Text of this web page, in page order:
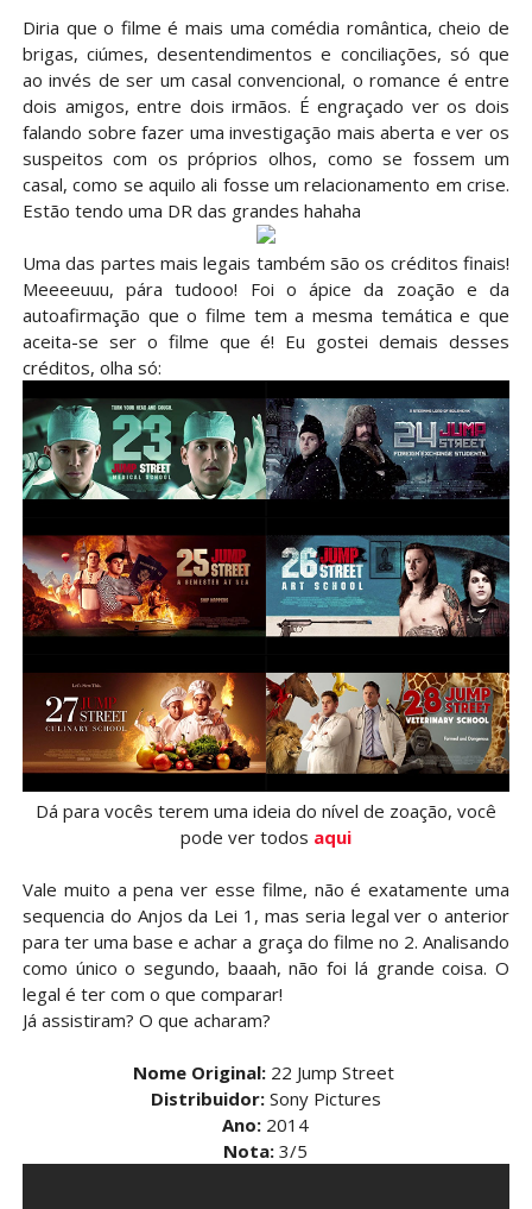
Diria que o filme é mais uma comédia romântica, cheio de
brigas, ciúmes, desentendimentos e conciliações, só que
ao invés de ser um casal convencional, o romance é entre
dois amigos, entre dois irmãos. É engraçado ver os dois
falando sobre fazer uma investigação mais aberta e ver os
suspeitos com os próprios olhos, como se fossem um
casal, como se aquilo ali fosse um relacionamento em crise.
Estão tendo uma DR das grandes hahaha
Uma das partes mais legais também são os créditos finais!
Meeeeuuu, pára tudooo! Foi o ápice da zoação e da
autoafirmação que o filme tem a mesma temática e que
aceita-se ser o filme que é! Eu gostei demais desses
créditos, olha só:
Dá para vocês terem uma ideia do nível de zoação, você
pode ver todos aqui
Vale muito a pena ver esse filme, não é exatamente uma
sequencia do Anjos da Lei 1, mas seria legal ver o anterior
para ter uma base e achar a graça do filme no 2. Analisando
como único o segundo, baaah, não foi lá grande coisa. O
legal é ter com o que comparar!
Já assistiram? O que acharam?
Nome Original:22 Jump Street
Distribuidor: Sony Pictures
Ano: 2014
Nota: 3/5